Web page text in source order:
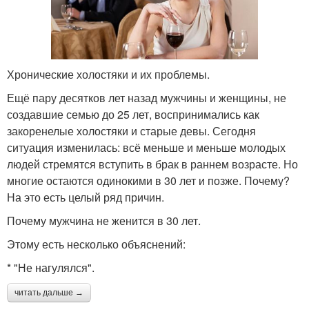
Хронические холостяки и их проблемы.
Ещё пару десятков лет назад мужчины и женщины, не
создавшие семью до 25 лет, воспринимались как
закоренелые холостяки и старые девы. Сегодня
ситуация изменилась: всё меньше и меньше молодых
людей стремятся вступить в брак в раннем возрасте. Но
многие остаются одинокими в 30 лет и позже. Почему?
На это есть целый ряд причин.
Почему мужчина не женится в 30 лет.
Этому есть несколько объяснений:
* "Не нагулялся".
читать дальше →